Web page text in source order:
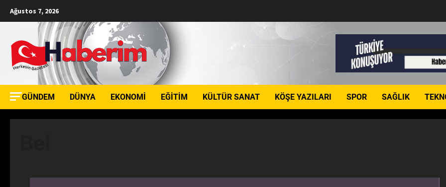
Ağustos 7, 2026
GÜNDEM DÜNYA EKONOMI EĞITIM KÜLTÜR SANAT KÖŞE YAZILARI SPOR SAĞLIK